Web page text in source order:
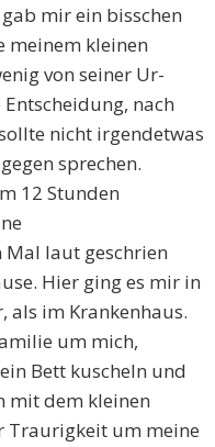
mir ein bisschen
meinem kleinen
von seiner Ur-
nach
nicht irgendetwas
sprechen.
12 Stunden
Mal laut geschrien
Hier ginges mir in
als im Krankenhaus.
um mich,
Bett kuscheln und
mit dem kleinen
Traurigkeit um meine